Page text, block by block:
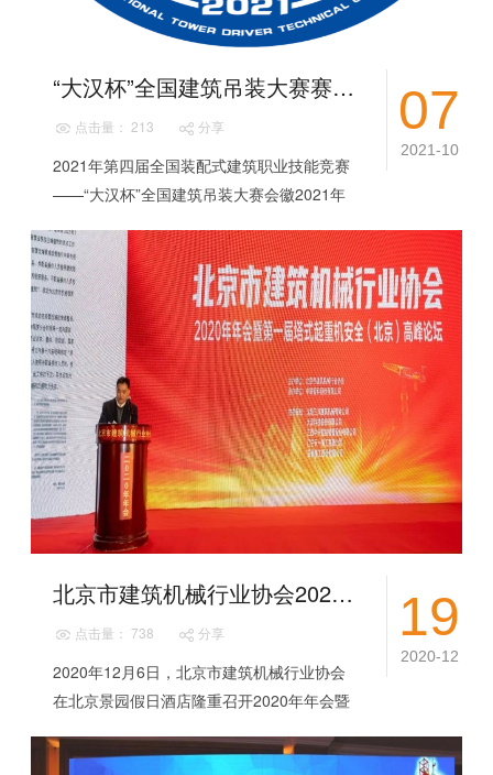
07
2021-10
“大汉杯”全国建筑吊装大赛赛事介绍
点击量： 213 分享
2021年第四届全国装配式建筑职业技能竞赛
——“大汉杯”全国建筑吊装大赛会徽2021年
汉杯”全国建筑吊装大赛是经国家人力...
19
2020-12
北京市建筑机械行业协会2020年会暨第一届塔式起重机安全（北京）高峰论坛隆重召开
点击量： 738 分享
2020年12月6日，北京市建筑机械行业协会
在北京景园假日酒店隆重召开2020年年会暨
北京市住建委领导、北京各区县住建委安...